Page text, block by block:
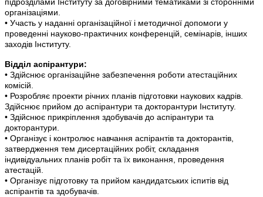
підрозділами Інституту за договірними тематиками зі сторонніми
організаціями.
• Участь у наданні організаційної і методичної допомоги у
проведенні науково-практичних конференцій, семінарів, інших
заходів Інституту.
Відділ аспірантури:
• Здійснює організаційне забезпечення роботи атестаційних
комісій.
• Розробляє проекти річних планів підготовки наукових кадрів.
Здійснює прийом до аспірантури та докторантури Інституту.
• Здійснює прикріплення здобувачів до аспірантури та
докторантури.
• Організує і контролює навчання аспірантів та докторантів,
затвердження тем дисертаційних робіт, складання
індивідуальних планів робіт та їх виконання, проведення
атестацій.
• Організує підготовку та прийом кандидатських іспитів від
аспірантів та здобувачів.